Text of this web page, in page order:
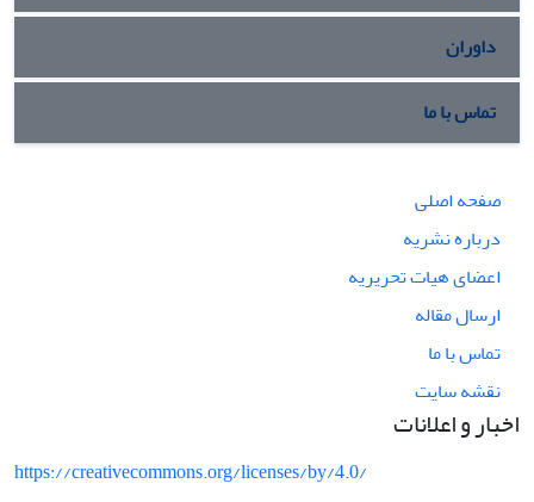
داوران
تماس با ما
صفحه اصلی
درباره نشریه
اعضای هیات تحریریه
ارسال مقاله
تماس با ما
نقشه سایت
اخبار و اعلانات
https://creativecommons.org/licenses/by/4.0/